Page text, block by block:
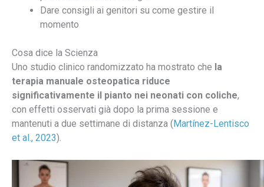
Dare consigli ai genitori su come gestire il
momento
Cosa dice la Scienza
Uno studio clinico randomizzato ha mostrato che la
terapia manuale osteopatica riduce
significativamente il pianto nei neonati con coliche,
con effetti osservati già dopo la prima sessione e
mantenuti a due settimane di distanza (Martínez-Lentisco
et al., 2023).